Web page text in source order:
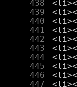
    438
    439
    440
    441
    442
    443
    444
    445
    446
    447